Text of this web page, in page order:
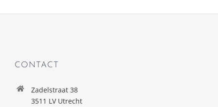
CONTACT
Zadelstraat 38
3511 LV Utrecht